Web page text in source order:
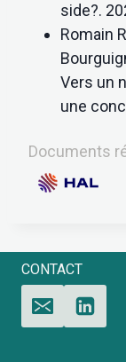
side?.
Romain
Vers un
une
de l'art.
Documents
CONTACT